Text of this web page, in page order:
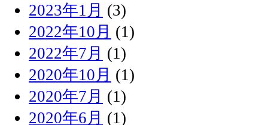
2023年1月 (3)
2022年10月 (1)
2022年7月 (1)
2020年10月 (1)
2020年7月 (1)
2020年6月 (1)